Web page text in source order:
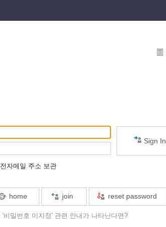
전자메일 주소 보관
Sign In
home join reset password
'비밀번호 미지정' 관련 안내가 나타난다면?